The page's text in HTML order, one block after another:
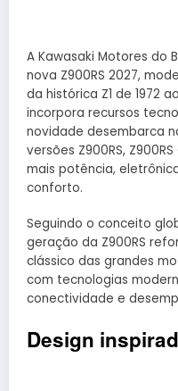
A Kawasaki Motores do
nova Z900RS 2027,
da histórica Z1 de 1972
incorpora recursos
novidade desembarca
versões Z900RS,
mais potência,
conforto.
Seguindo o conceito
geração da Z900RS
clássico das grandes
com tecnologias
conectividade e
Design